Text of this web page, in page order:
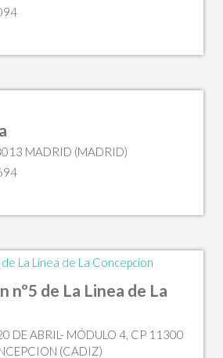
MADRID (MADRID)
nº5 de La Linea de La
DE ABRIL- MÓDULO 4, CP 11300
(CADIZ)